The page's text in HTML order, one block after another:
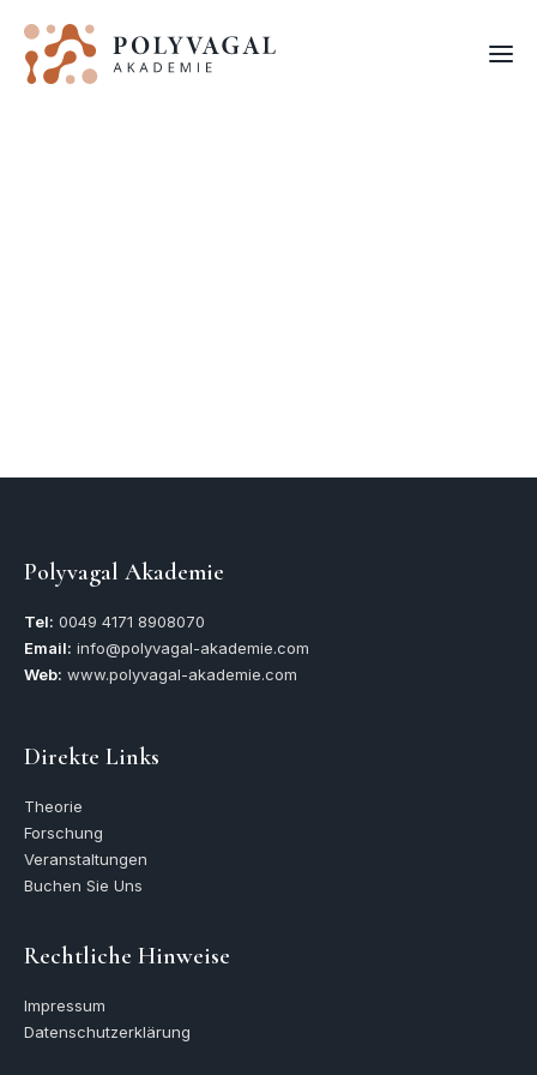
Polyvagal Akademie
Tel: 0049 4171 8908070
Email: info@polyvagal-akademie.com
Web: www.polyvagal-akademie.com
Direkte Links
Theorie
Forschung
Veranstaltungen
Buchen Sie Uns
Rechtliche Hinweise
Impressum
Datenschutzerklärung